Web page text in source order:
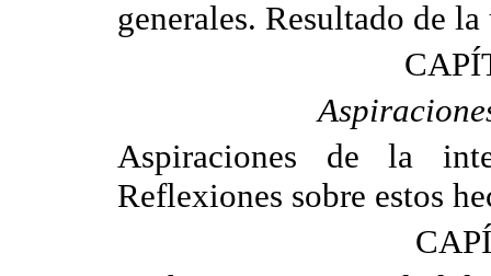
generales. Resultado de
Aspiraciones de la
Reflexiones sobre estos